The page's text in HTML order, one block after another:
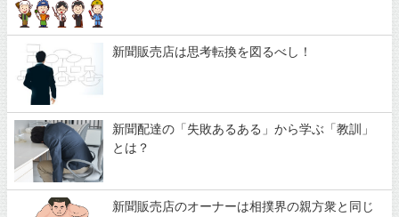
新聞販売店は思考転換を図るべし！
新聞配達の「失敗あるある」から学ぶ「教訓」
とは？
新聞販売店のオーナーは相撲界の親方衆と同じ